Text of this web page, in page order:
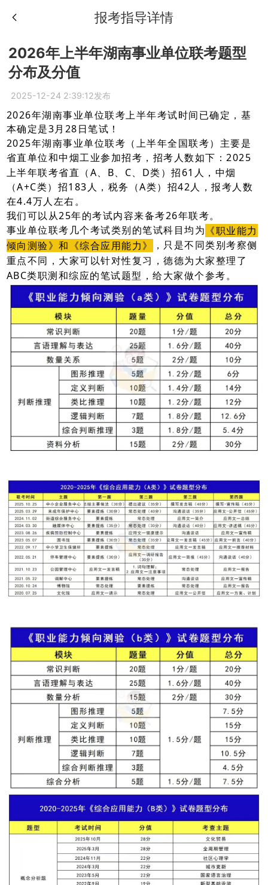
报考指导详情
2026年上半年湖南事业单位联考题型
分布及分值
2025-12-24 2:39:12发布
2026年湖南事业单位联考上半年考试时间已确定，基
本确定是3月28日笔试！
2025年湖南事业单位联考（上半年全国联考）主要是
省直单位和中烟工业参加招考，招考人数如下：2025
上半年联考省直（A、B、C、D类）招61人，中烟
（A+C类）招183人，税务（A类）招42人，报考人数
在4.4万人左右。
我们可以从25年的考试内容来备考26年联考。
事业单位联考几个考试类别的笔试科目均为 《职业能力
倾向测验》和《综合应用能力》
，只是不同类别考察侧
重点不同，大家可以针对性复习，德德为大家整理了
ABC类职测和综应的笔试题型，给大家做个参考。